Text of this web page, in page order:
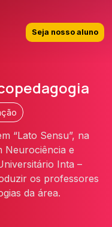
Seja nosso aluno
“Lato Sensu”, na
Neurociência e
Inta –
os professores
da área.